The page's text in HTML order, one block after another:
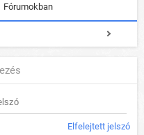
Fórumokban
Elfelejtett jelszó